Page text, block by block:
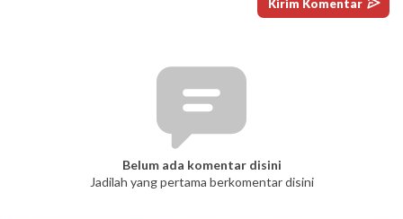
Belum ada komentar disini
Jadilah yang pertama berkomentar disini